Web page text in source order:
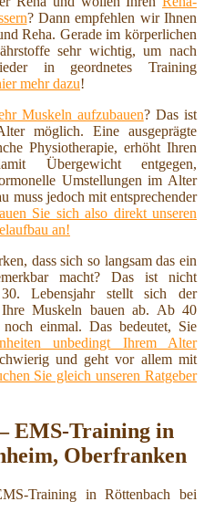
? Dann empfehlen wir Ihnen
Reha. Gerade im körperlichen
sehr wichtig, um nach
in geordnetes Training
mehr dazu!
Muskeln aufzubauen? Das ist
möglich. Eine ausgeprägte
Physiotherapie, erhöht Ihren
Übergewicht entgegen,
Umstellungen im Alter
muss jedoch mit entsprechender
Sie sich also direkt unseren
an!
dass sich so langsam das ein
macht? Das ist nicht
Lebensjahr stellt sich der
Muskeln bauen ab. Ab 40
einmal. Das bedeutet, Sie
unbedingt Ihrem Alter
und geht vor allem mit
Sie gleich unseren Ratgeber
EMS-Training in
Oberfranken